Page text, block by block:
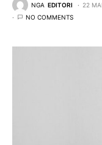
NGA EDITORI 22
NO COMMENTS